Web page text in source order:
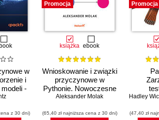
w
i
-
z big
z 30 dni)
Promocja
książka ebook
Wnioskowanie i związki
przyczynowe w
Pythonie. Nowoczesne
uczenie maszynowe z
bibliotek DoWhy,
Aleksander Molak
(65,40 zł najniższa cena z 30 dni)
Promocja
Hadley
(47,40 zł